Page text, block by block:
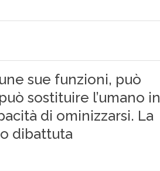
sue funzioni, può
sostituire l’umano in
di ominizzarsi. La
dibattuta